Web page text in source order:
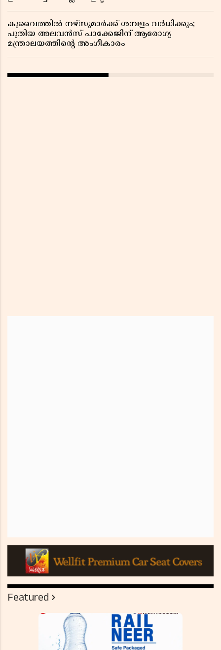
കുവൈത്തിൽ നഴ്‌സുമാർക്ക് ശമ്പളം വർധിക്കും;
പുതിയ അലവൻസ് പാക്കേജിന് ആരോഗ്യ
മന്ത്രാലയത്തിൻ്റെ അംഗീകാരം
Featured